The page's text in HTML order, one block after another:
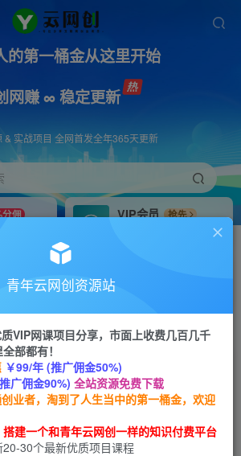
的第一桶金从这里开始
网赚 ∞ 稳定更新
& 实战项目 全网首发全年365天更新
分佣
VIP会员
抢先
搭建同款网站，自己当老板
专属 正文
境·拼多多·TEMU实操与选品，
入住（27节完整）
关注 私信
青年云网创资源站
VIP网课项目分享，市面上收费几百几千
部都有！
￥99/年 (推广佣金50%)
广佣金90%) 全站资源免费下载
业者，淘到了人生当中的第一桶金，欢迎
建一个和青年云网创一样的知识付费平台
30个最新优质项目课程